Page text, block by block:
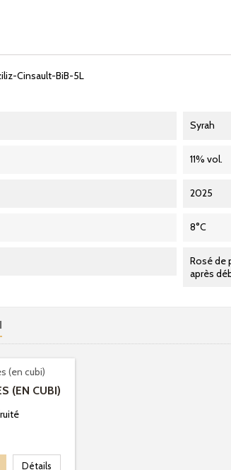
Cinsault-BiB-5L
Syrah
11% vol.
2025
8°C
Rosé de
après
(EN CUBI)
Détails